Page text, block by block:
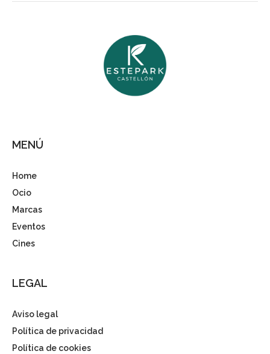
MENÚ
Home
Ocio
Marcas
Eventos
Cines
LEGAL
Aviso legal
Política de privacidad
Política de cookies